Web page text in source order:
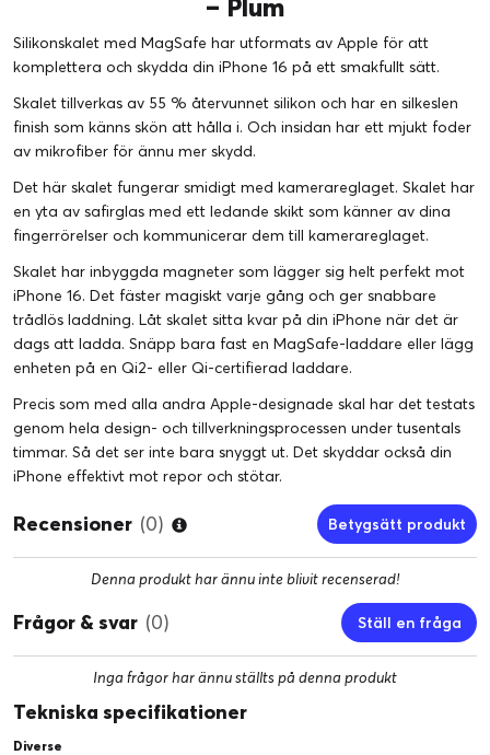
– Plum
Silikonskalet med MagSafe har utformats av Apple för att
komplettera och skydda din iPhone 16 på ett smakfullt sätt.
Skalet tillverkas av 55 % återvunnet silikon och har en silkeslen
finish som känns skön att hålla i. Och insidan har ett mjukt foder
av mikrofiber för ännu mer skydd.
Det här skalet fungerar smidigt med kamerareglaget. Skalet har
en yta av safirglas med ett ledande skikt som känner av dina
fingerrörelser och kommunicerar dem till kamerareglaget.
Skalet har inbyggda magneter som lägger sig helt perfekt mot
iPhone 16. Det fäster magiskt varje gång och ger snabbare
trådlös laddning. Låt skalet sitta kvar på din iPhone när det är
dags att ladda. Snäpp bara fast en MagSafe-laddare eller lägg
enheten på en Qi2- eller Qi-certifierad laddare.
Precis som med alla andra Apple-designade skal har det testats
genom hela design- och tillverkningsprocessen under tusentals
timmar. Så det ser inte bara snyggt ut. Det skyddar också din
iPhone effektivt mot repor och stötar.
Recensioner (0) Betygsätt produkt
Denna produkt har ännu inte blivit recenserad!
Frågor & svar (0) Ställ en fråga
Inga frågor har ännu ställts på denna produkt
Tekniska specifikationer
Diverse